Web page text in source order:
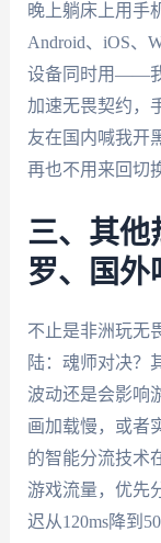
晚上躺床上用手
Android、iOS、
设备同时用——
加速无畏契约，
友在国内喊我开
再也不用来回切
三、其他
罗、国外
不止是非洲玩无
陆：魂师对决？
波动还是会影响
画加载慢，或者
的智能分流技术
游戏流量，优先
迟从120ms降到